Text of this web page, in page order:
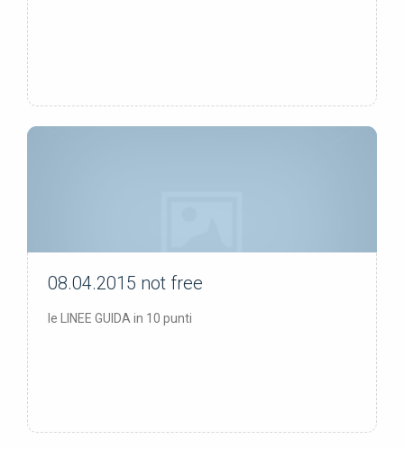
not free
08.04.2015 not free
le LINEE GUIDA in 10 punti